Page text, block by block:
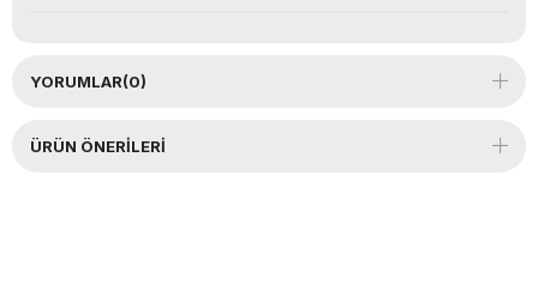
YORUMLAR(0)
ÜRÜN ÖNERILERI